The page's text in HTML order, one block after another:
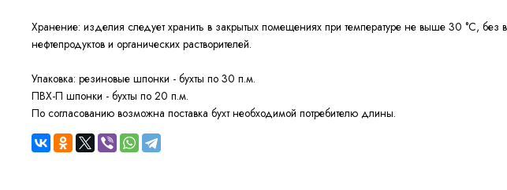
Хранение: изделия следует хранить в закрытых помещениях при температуре не выше 30 °С,
нефтепродуктов и органических растворителей.
Упаковка: резиновые шпонки - бухты по 30 п.м.
ПВХ-П шпонки - бухты по 20 п.м.
По согласованию возможна поставка бухт необходимой потребителю длины.